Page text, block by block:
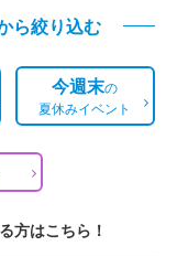
ら絞り込む
今週末の
夏休みイベント
方はこちら！